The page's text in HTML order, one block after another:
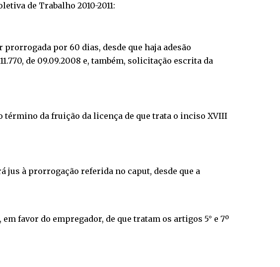
de Trabalho 2010-2011:
por 60 dias, desde que haja adesão
de 09.09.2008 e, também, solicitação escrita da
da fruição da licença de que trata o inciso XVIII
jus à prorrogação referida no caput, desde que a
favor do empregador, de que tratam os artigos 5° e 7º